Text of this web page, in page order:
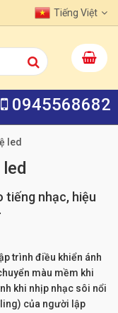
Tiếng Việt
0945568682
led
tiếng nhạc, hiệu
trình điều khiển ánh
màu mềm khi
khi nhịp nhạc sôi nổi
của người lập